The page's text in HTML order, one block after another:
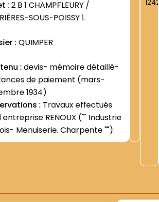
: 2 B 1 CHAMPFLEURY /
SOUS-POISSY 1.
: QUIMPER
:
de paiement (mars-
1934)
: Travaux effectués
entreprise RENOUX ("" Industrie
Menuiserie. Charpente ""):
1242